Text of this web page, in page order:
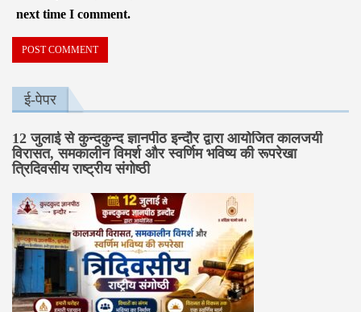
next time I comment.
ई-पेपर
12 जुलाई से कुन्दकुन्द ज्ञानपीठ इन्दौर द्वारा आयोजित कालजयी
विरासत, समकालीन विमर्श और स्वर्णिम भविष्य की रूपरेखा
त्रिदिवसीय राष्ट्रीय संगोष्ठी